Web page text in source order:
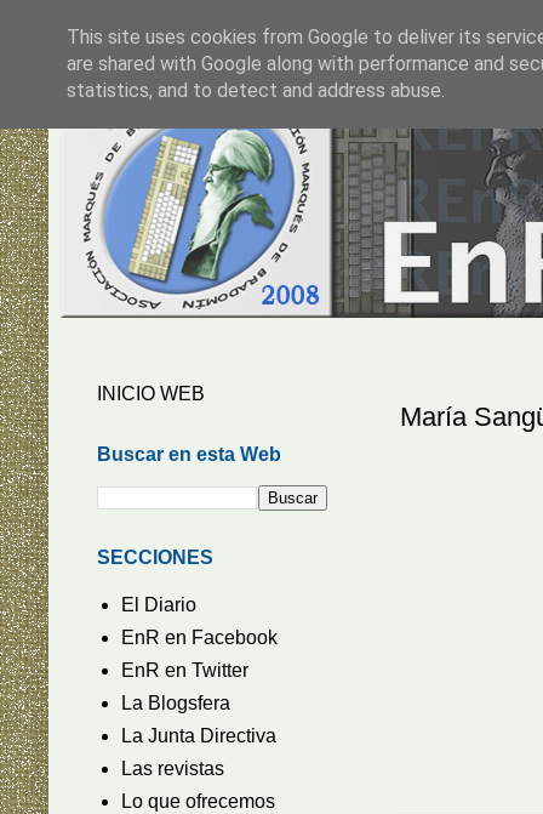
María
INICIO WEB
Buscar en esta Web
SECCIONES
El Diario
EnR en Facebook
EnR en Twitter
La Blogsfera
La Junta Directiva
Las revistas
Lo que ofrecemos
This site uses cookies from Google to deliver its
are shared with Google along with performance and
statistics, and to detect and address abuse.